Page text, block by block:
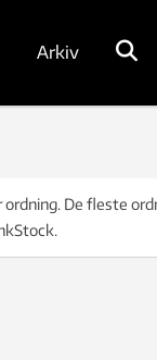
Arkiv
De fleste